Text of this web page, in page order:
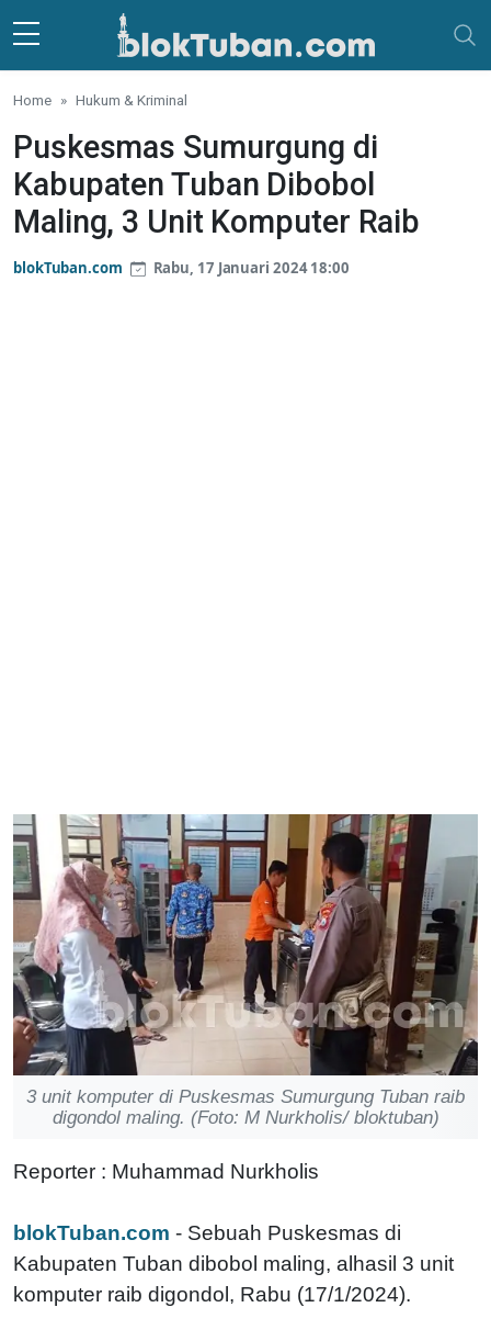
Skip to main content
Home Hukum & Kriminal
Puskesmas Sumurgung di
Kabupaten Tuban Dibobol
Maling, 3 Unit Komputer Raib
blokTuban.com Rabu, 17 Januari 2024 18:00
3 unit komputer di Puskesmas Sumurgung Tuban raib
digondol maling. (Foto: M Nurkholis/ bloktuban)
Reporter : Muhammad Nurkholis
blokTuban.com - Sebuah Puskesmas di
Kabupaten Tuban dibobol maling, alhasil 3 unit
komputer raib digondol, Rabu (17/1/2024).